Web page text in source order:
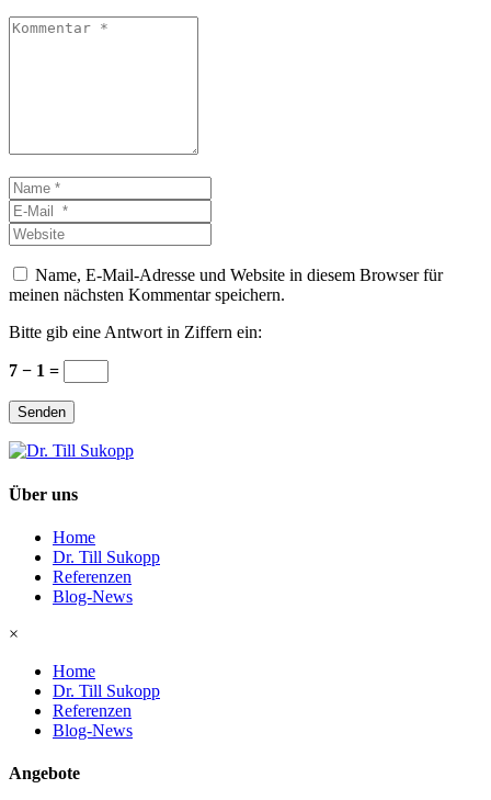
Kommentar
Name
*E-
Mail
*
Website
Name, E-Mail-Adresse und Website in diesem Browser für
meinen nächsten Kommentar speichern.
Bitte gib eine Antwort in Ziffern ein:
7 − 1 =
Senden
Über uns
Home
Dr. Till Sukopp
Referenzen
Blog-News
×
Home
Dr. Till Sukopp
Referenzen
Blog-News
Angebote